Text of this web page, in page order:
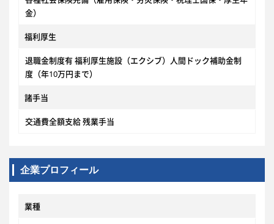
金）
福利厚生
退職金制度有 福利厚生施設（エクシブ）人間ドック補助金制
度（年10万円まで）
諸手当
交通費全額支給 残業手当
企業プロフィール
業種